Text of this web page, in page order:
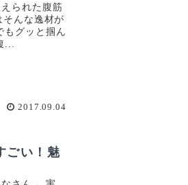
られた腹筋
んな逸材が
もグッと掴ん
2017.09.04
ごい！魅